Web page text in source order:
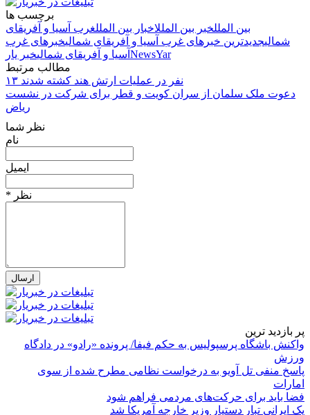
برچسب ها
بین المللخبر بین المللاخبار بین المللغرب آسیا و آفریقای
شمالیجدیدترین خبرهای غرب آسیا و آفریقای شمالیخبرهای غرب
آسیا و آفریقای شمالیخبر یار
NewsYar
مطالب مرتبط
۱۳ نفر در عملیات ارتش هند کشته شدند
دعوت ملک سلمان از سران کویت و قطر برای شرکت در نشست
ریاض
نظر شما
نام
ایمیل
* نظر
پر بازدید ترین
واکنش باشگاه پرسپولیس به حکم فیفا/ پرونده «رادو» در دادگاه
ورزش
پاسخ منفی تل آویو به درخواست نظامی مطرح شده از سوی
امارات
فضا باید برای حرکت‌های مردمی فراهم شود
یک ایرانی تبار دستیار وزیر خارجه آمریکا شد